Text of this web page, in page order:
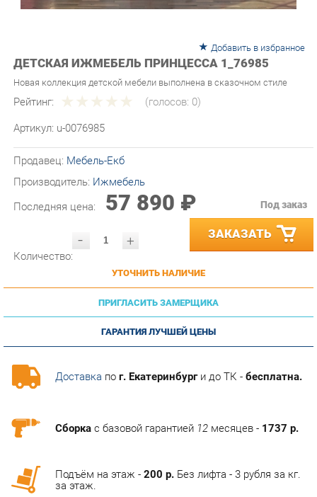
ДЕТСКАЯ ИЖМЕБЕЛЬ ПРИНЦЕССА 1_76985
Новая коллекция детской мебели выполнена в сказочном стиле
Рейтинг: (голосов:0)
u-0076985
Производитель:Ижмебель
Последняя цена: 57 890 ₽
- ЗАКАЗАТЬ
УТОЧНИТЬ НАЛИЧИЕ
ПРИГЛАСИТЬ ЗАМЕРЩИКА
ГАРАНТИЯ ЛУЧШЕЙ ЦЕНЫ
Доставкапог. Екатеринбурги до ТК -бесплатна.
ТЭГИ